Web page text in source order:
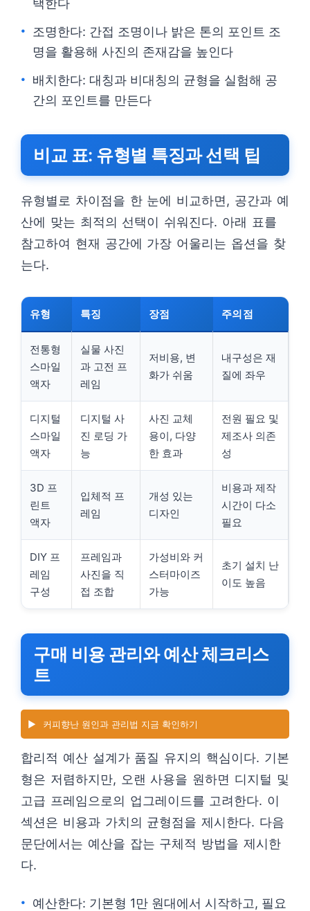
택한다
조명한다: 간접 조명이나 밝은 톤의 포인트 조
명을 활용해 사진의 존재감을 높인다
배치한다: 대칭과 비대칭의 균형을 실험해 공
간의 포인트를 만든다
비교 표: 유형별 특징과 선택 팁
유형별로 차이점을 한 눈에 비교하면, 공간과 예
산에 맞는 최적의 선택이 쉬워진다. 아래 표를
참고하여 현재 공간에 가장 어울리는 옵션을 찾
는다.
유형 특징 장점 주의점
전통형
스마일
액자
실물 사진
과 고전 프
레임
저비용, 변
화가 쉬움
내구성은 재
질에 좌우
디지털
스마일
액자
디지털 사
진 로딩 가
능
사진 교체
용이, 다양
한 효과
전원 필요 및
제조사 의존
성
3D 프
린트
액자
입체적 프
레임
개성 있는
디자인
비용과 제작
시간이 다소
필요
DIY 프
레임
구성
프레임과
사진을 직
접 조합
가성비와 커
스터마이즈
가능
초기 설치 난
이도 높음
구매 비용 관리와 예산 체크리스
트
▶️ 커피향난 원인과 관리법 지금 확인하기
합리적 예산 설계가 품질 유지의 핵심이다. 기본
형은 저렴하지만, 오랜 사용을 원하면 디지털 및
고급 프레임으로의 업그레이드를 고려한다. 이
섹션은 비용과 가치의 균형점을 제시한다. 다음
문단에서는 예산을 잡는 구체적 방법을 제시한
다.
예산한다: 기본형 1만 원대에서 시작하고, 필요